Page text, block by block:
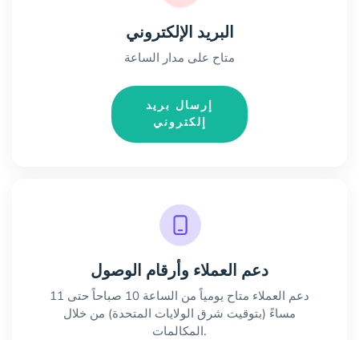
البريد الإلكتروني
متاح على مدار الساعة
إرسال بريد
إلكتروني
دعم العملاء وأرقام الوصول
دعم العملاء متاح يومياً من الساعة 10 صباحاً حتى 11
مساءً (بتوقيت شرق الولايات المتحدة) من خلال
المكالمات.